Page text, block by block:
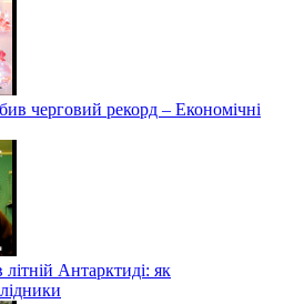
черговий рекорд – Економічні
літній Антарктиді: як